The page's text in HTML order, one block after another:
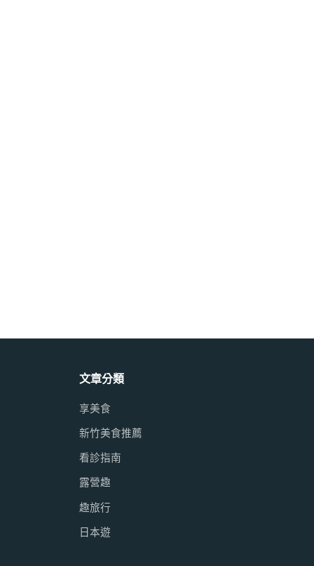
文章分類
享美食
新竹美食推薦
看診指南
露營趣
趣旅行
日本遊